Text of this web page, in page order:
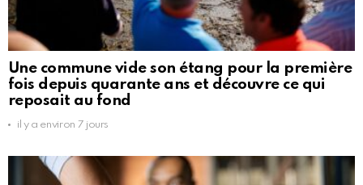
Une commune vide son étang pour la première
fois depuis quarante ans et découvre ce qui
reposait au fond
il y a environ 7 jours